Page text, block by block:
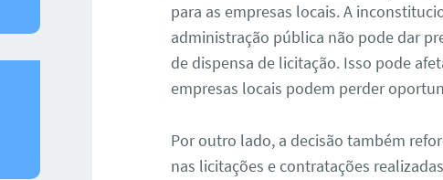
para as empresas locais. A
administração pública não pode dar
de dispensa de licitação. Isso pode
empresas locais podem perder
Por outro lado, a decisão também
nas licitações e contratações